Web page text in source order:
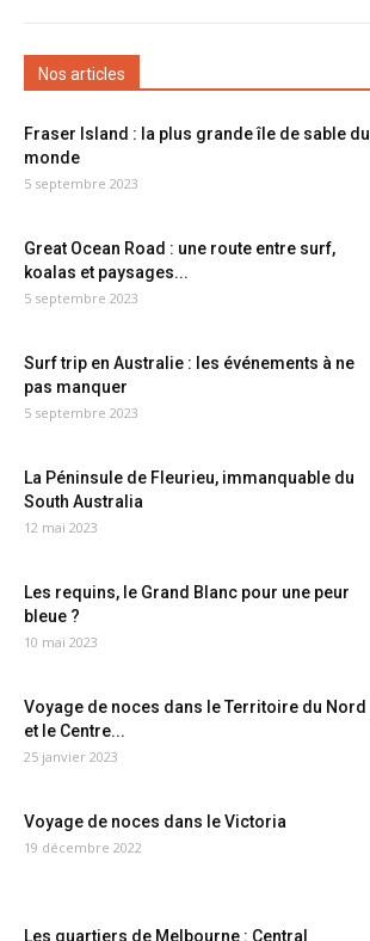
Nos articles
Fraser Island : la plus grande île de sable du
monde
5 septembre 2023
Great Ocean Road : une route entre surf,
koalas et paysages...
5 septembre 2023
Surf trip en Australie : les événements à ne
pas manquer
5 septembre 2023
La Péninsule de Fleurieu, immanquable du
South Australia
12 mai 2023
Les requins, le Grand Blanc pour une peur
bleue ?
10 mai 2023
Voyage de noces dans le Territoire du Nord
et le Centre...
25 janvier 2023
Voyage de noces dans le Victoria
19 décembre 2022
Les quartiers de Melbourne : Central